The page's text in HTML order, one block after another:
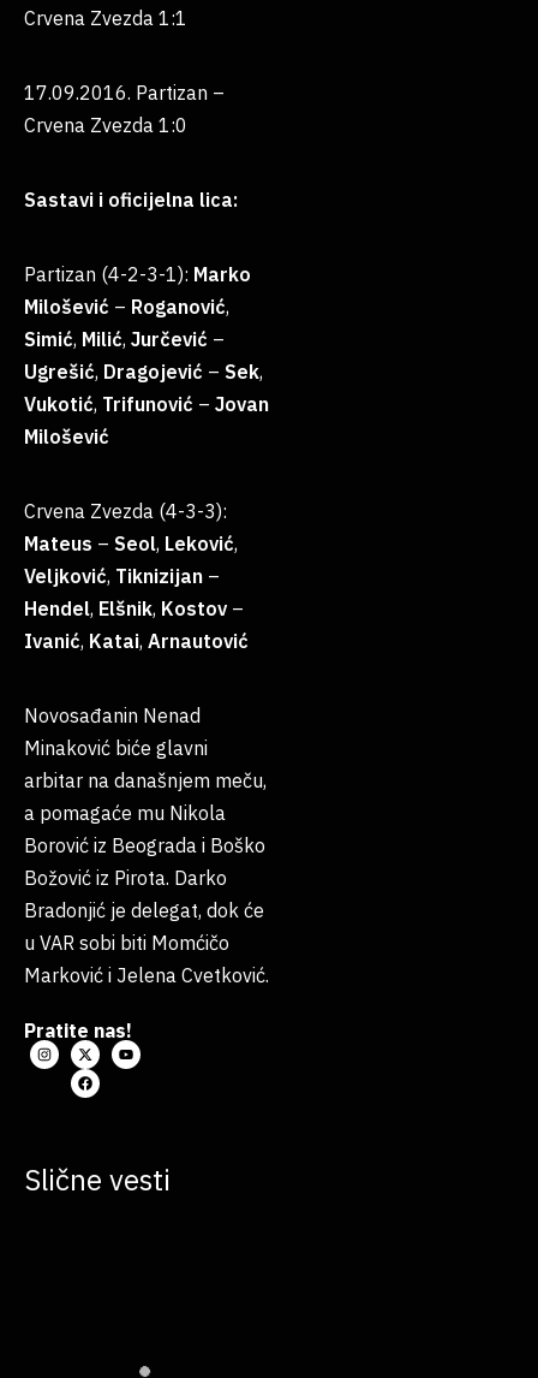
Crvena Zvezda 1:1
17.09.2016. Partizan –
Crvena Zvezda 1:0
Sastavi i oficijelna lica:
Partizan (4-2-3-1): Marko
Milošević – Roganović,
Simić, Milić, Jurčević –
Ugrešić, Dragojević – Sek,
Vukotić, Trifunović – Jovan
Milošević
Crvena Zvezda (4-3-3):
Mateus – Seol, Leković,
Veljković, Tiknizijan –
Hendel, Elšnik, Kostov –
Ivanić, Katai, Arnautović
Novosađanin Nenad
Minaković biće glavni
arbitar na današnjem meču,
a pomagaće mu Nikola
Borović iz Beograda i Boško
Božović iz Pirota. Darko
Bradonjić je delegat, dok će
u VAR sobi biti Momćičo
Marković i Jelena Cvetković.
Pratite nas!
Slične vesti